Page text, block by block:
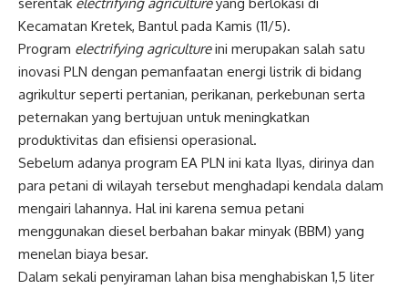
Kecamatan Kretek, Bantul pada Kamis (11/5).
Program electrifying agricultureini merupakan salah satu
inovasi PLN dengan pemanfaatan energi listrik di bidang
agrikultur seperti pertanian, perikanan, perkebunan serta
peternakan yang bertujuan untuk meningkatkan
produktivitas dan efisiensi operasional.
Sebelum adanya program EA PLN ini kata Ilyas, dirinya dan
para petani di wilayah tersebut menghadapi kendala dalam
mengairi lahannya. Hal ini karena semua petani
menggunakan diesel berbahan bakar minyak (BBM) yang
menelan biaya besar.
Dalam sekali penyiraman lahan bisa menghabiskan 1,5 liter